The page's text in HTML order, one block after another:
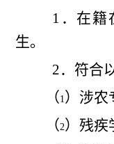
1 ．在籍
生。
2．符合
（ 1 ）涉农
（2）残疾